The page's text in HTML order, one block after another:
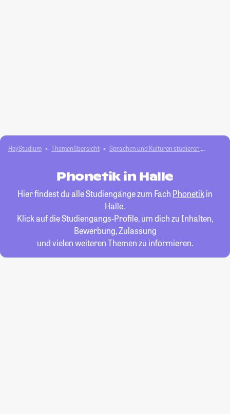
HeyStudium Themenübersicht Sprachen und Kulturen studieren
Phonetik in Halle
Hier findest du alle Studiengänge zum Fach Phonetikin
Halle.
Klick auf die Studiengangs-Profile, um dich zu Inhalten,
Bewerbung, Zulassung
und vielen weiteren Themen zu informieren.